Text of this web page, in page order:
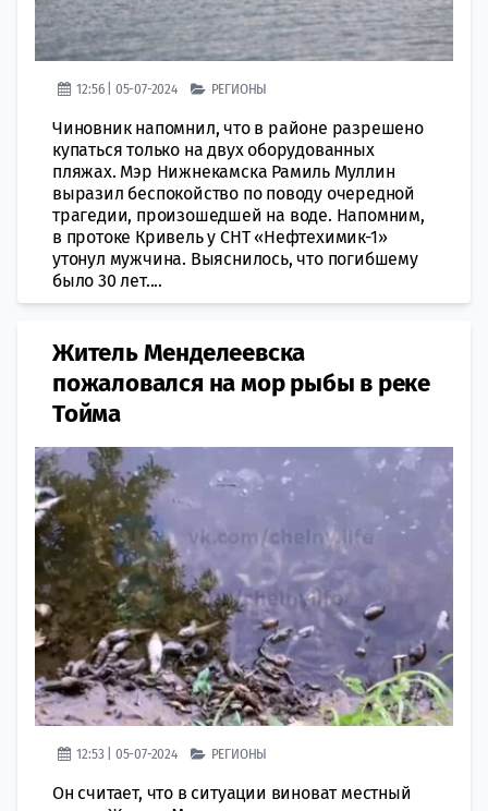
12:56 | 05-07-2024 РЕГИОНЫ
Чиновник напомнил, что в районе разрешено
купаться только на двух оборудованных
пляжах. Мэр Нижнекамска Рамиль Муллин
выразил беспокойство по поводу очередной
трагедии, произошедшей на воде. Напомним,
в протоке Кривель у СНТ «Нефтехимик-1»
утонул мужчина. Выяснилось, что погибшему
было 30 лет....
Житель Менделеевска
пожаловался на мор рыбы в реке
Тойма
12:53 | 05-07-2024 РЕГИОНЫ
Он считает, что в ситуации виноват местный